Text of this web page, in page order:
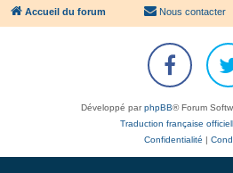
Accueil du forum Nous contacter
Développé parphpBB® Forum
Traduction française
Confidentialité